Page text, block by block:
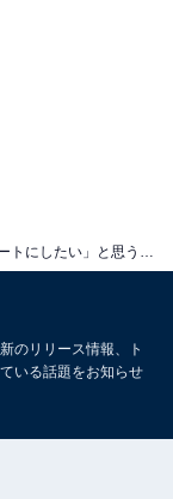
のリリース情報、ト
いる話題をお知らせ